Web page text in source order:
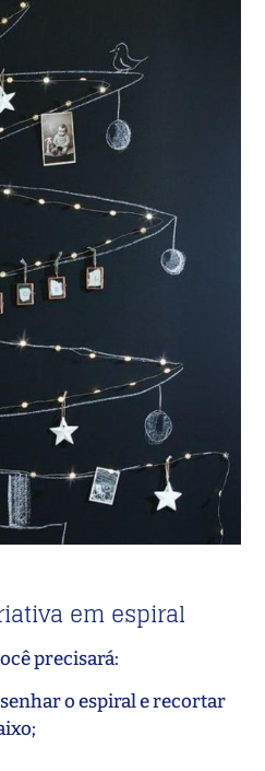
em espiral
precisará:
o espiral e recortar